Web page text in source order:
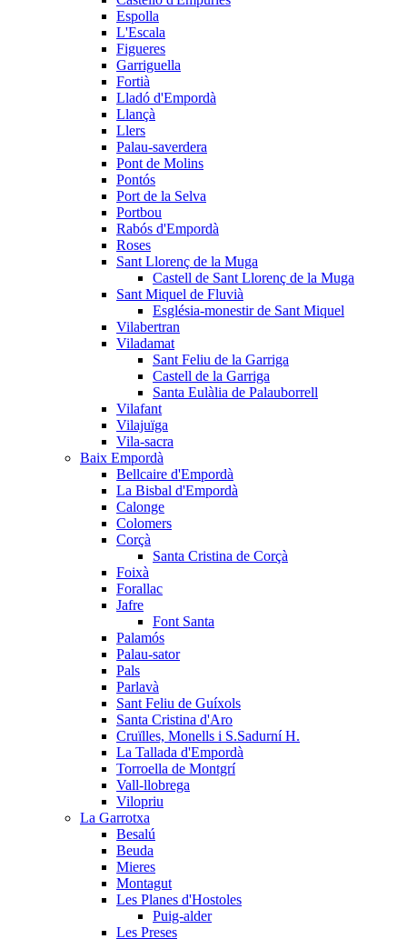
Espolla
L'Escala
Figueres
Garriguella
Fortià
Lladó d'Empordà
Llançà
Llers
Palau-saverdera
Pont de Molins
Pontós
Port de la Selva
Portbou
Rabós d'Empordà
Roses
Sant Llorenç de la Muga
Castell de Sant Llorenç de la Muga
Sant Miquel de Fluvià
Església-monestir de Sant Miquel
Vilabertran
Viladamat
Sant Feliu de la Garriga
Castell de la Garriga
Santa Eulàlia de Palauborrell
Vilafant
Vilajuïga
Vila-sacra
Baix Empordà
Bellcaire d'Empordà
La Bisbal d'Empordà
Calonge
Colomers
Corçà
Santa Cristina de Corçà
Foixà
Forallac
Jafre
Font Santa
Palamós
Palau-sator
Pals
Parlavà
Sant Feliu de Guíxols
Santa Cristina d'Aro
Cruïlles, Monells i S.Sadurní H.
La Tallada d'Empordà
Torroella de Montgrí
Vall-llobrega
Vilopriu
La Garrotxa
Besalú
Beuda
Mieres
Montagut
Les Planes d'Hostoles
Puig-alder
Les Preses